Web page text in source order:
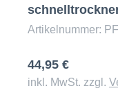
Artikelnummer:
44,95 €
inkl. MwSt. zzgl.